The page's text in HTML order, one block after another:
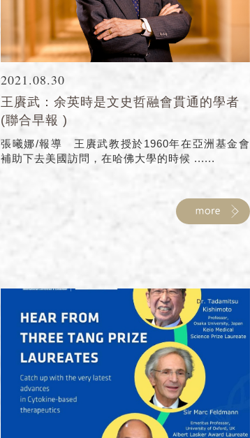
2021.08.30
王賡武：余英時是文史哲融會貫通的學者
(聯合早報 )
張曦娜/報導 王賡武教授於1960年在亞洲基金會
補助下去美國訪問，在哈佛大學的時候 ......